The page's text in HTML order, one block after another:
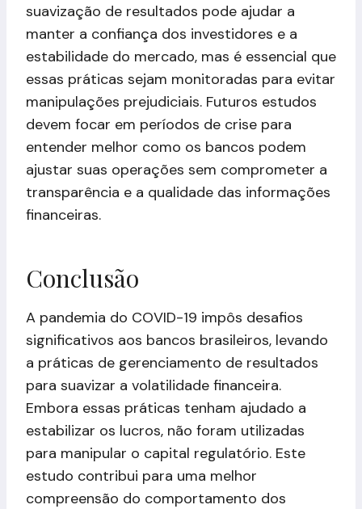
suavização de resultados pode ajudar a
manter a confiança dos investidores e a
estabilidade do mercado, mas é essencial que
essas práticas sejam monitoradas para evitar
manipulações prejudiciais. Futuros estudos
devem focar em períodos de crise para
entender melhor como os bancos podem
ajustar suas operações sem comprometer a
transparência e a qualidade das informações
financeiras.
Conclusão
A pandemia do COVID-19 impôs desafios
significativos aos bancos brasileiros, levando
a práticas de gerenciamento de resultados
para suavizar a volatilidade financeira.
Embora essas práticas tenham ajudado a
estabilizar os lucros, não foram utilizadas
para manipular o capital regulatório. Este
estudo contribui para uma melhor
compreensão do comportamento dos